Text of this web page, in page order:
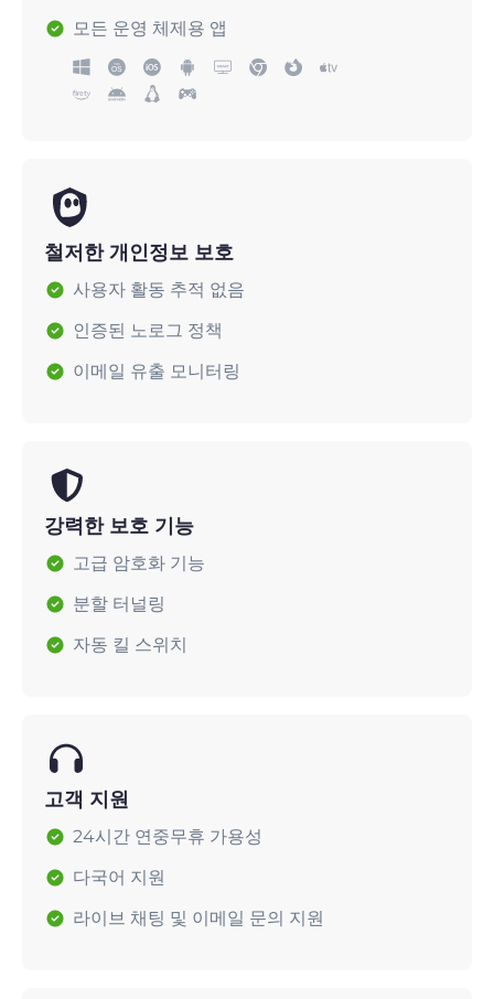
모든 운영 체제용 앱
철저한 개인정보 보호
사용자 활동 추적 없음
인증된 노로그 정책
이메일 유출 모니터링
강력한 보호 기능
고급 암호화 기능
분할 터널링
자동 킬 스위치
고객 지원
24시간 연중무휴 가용성
다국어 지원
라이브 채팅 및 이메일 문의 지원